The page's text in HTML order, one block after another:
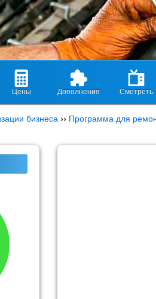
Цены Дополнения Смотреть
бизнеса ›› Программа для